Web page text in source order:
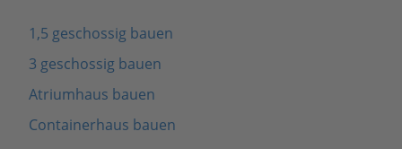
1,5 geschossig bauen
3 geschossig bauen
Atriumhaus bauen
Containerhaus bauen